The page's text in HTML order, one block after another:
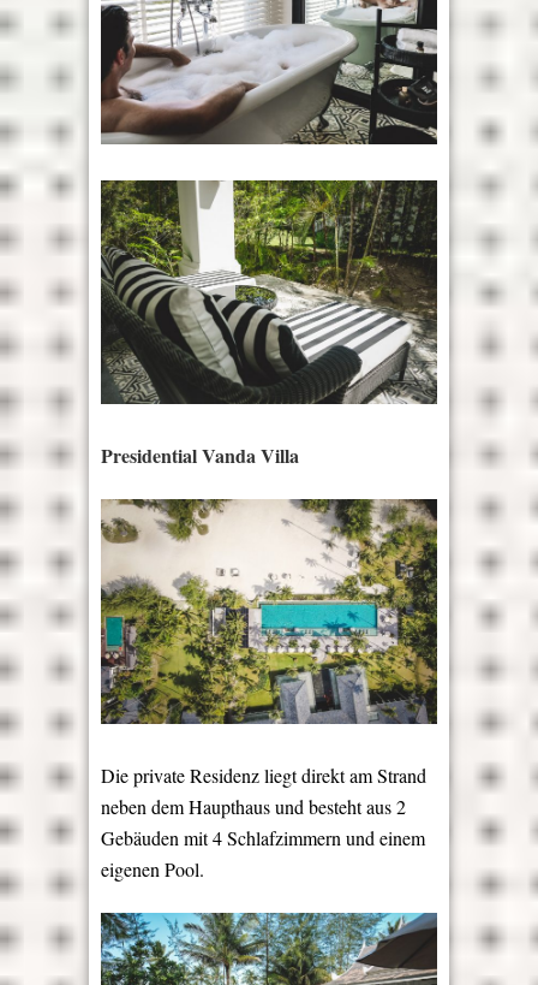
Presidential Vanda Villa
Die private Residenz liegt direkt am Strand
neben dem Haupthaus und besteht aus 2
Gebäuden mit 4 Schlafzimmern und einem
eigenen Pool.